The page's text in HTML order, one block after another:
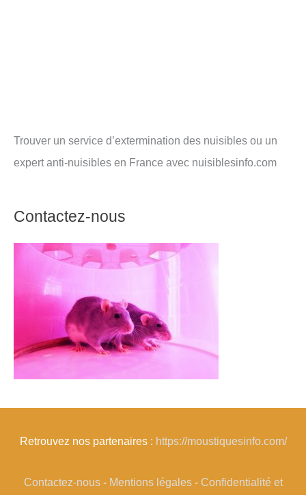
Trouver un service d’extermination des nuisibles ou un
expert anti-nuisibles en France avec nuisiblesinfo.com
Contactez-nous
Retrouvez nos partenaires : https://moustiquesinfo.com/
Contactez-nous- Mentions légales- Confidentialité et